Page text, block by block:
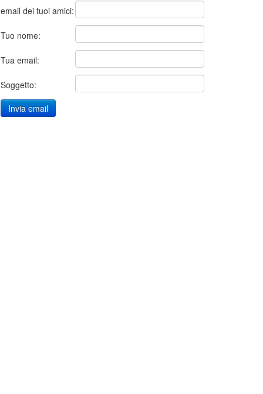
email dei tuoi amici:
Tuo nome:
Tua email:
Soggetto: